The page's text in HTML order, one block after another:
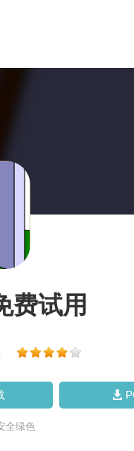
费试用
全绿色